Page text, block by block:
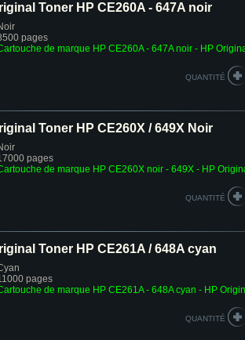
Toner HP CE260A - 647A noir
pages
de marque HP CE260A - 647A noir - HP
QUANTITÉ
Toner HP CE260X / 649X Noir
pages
de marque HP CE260X noir - 649X - HP
QUANTITÉ
Toner HP CE261A / 648A cyan
pages
de marque HP CE261A - 648A cyan - HP
QUANTITÉ